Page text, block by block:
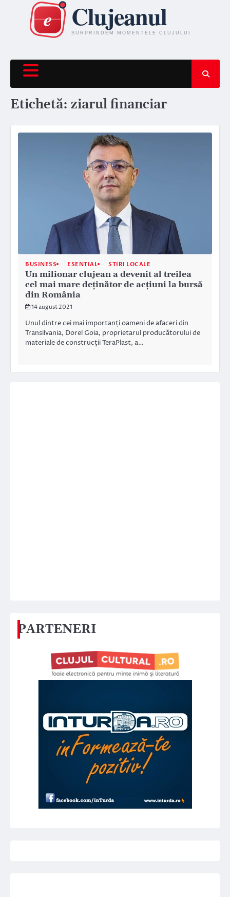
content
Etichetă: ziarul financiar
BUSINESS ESENTIAL STIRI LOCALE
Un milionar clujean a devenit al treilea
cel mai mare deţinător de acţiuni la bursă
din România
14 august 2021
Unul dintre cei mai importanți oameni de afaceri din
Transilvania, Dorel Goia, proprietarul producătorului de
materiale de construcții TeraPlast, a…
PARTENERI